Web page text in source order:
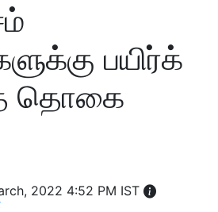
பயிர்க்
தொகை
2022 4:52 PM IST